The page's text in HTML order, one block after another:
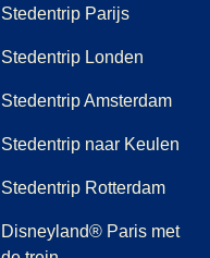
Stedentrip Parijs
Stedentrip Londen
Stedentrip Amsterdam
Stedentrip naar Keulen
Stedentrip Rotterdam
Disneyland® Paris met